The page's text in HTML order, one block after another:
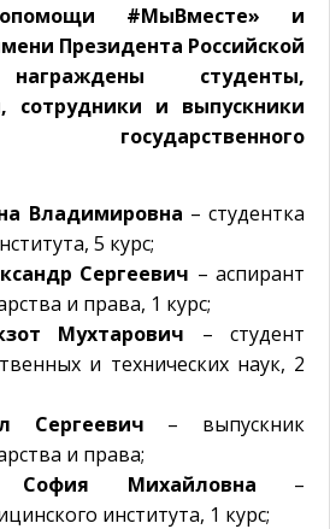
#МыВместе» и
Президента Российской
студенты,
сотрудники и выпускники
государственного
Владимировна – студентка
5 курс;
Сергеевич – аспирант
и права, 1 курс;
Мухтарович – студент
и технических наук, 2
Сергеевич – выпускник
и права;
София Михайловна –
института, 1 курс;